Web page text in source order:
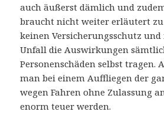
auch äußerst dämlich und
braucht nicht weiter erläutert
keinen Versicherungsschutz
Unfall die Auswirkungen
Personenschäden selbst tragen.
man bei einem Auffliegen der
wegen Fahren ohne Zulassung
enorm teuer werden.